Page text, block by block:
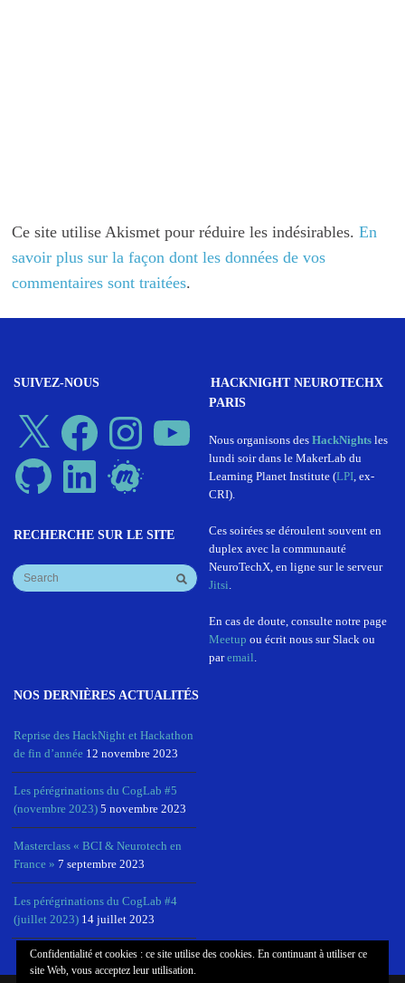
Ce site utilise Akismet pour réduire les indésirables.En
savoir plus sur la façon dont les données de vos
commentaires sont traitées.
SUIVEZ-NOUS
X Facebook Instagram
GitHub LinkedIn Meetup
RECHERCHE SUR LE SITE
HACKNIGHT NEUROTECHX
PARIS
Nous organisons des HackNightsles
lundi soir dans le MakerLab du
Learning Planet Institute (LPI, ex-
CRI).
Ces soirées se déroulent souvent en
duplex avec la communauté
NeuroTechX, en ligne sur le serveur
Jitsi
En cas de doute, consulte notre page
Meetup ou écrit nous sur Slack ou
paremail
NOS DERNIÈRES ACTUALITÉS
Reprise des HackNight et Hackathon
de fin d’année 12 novembre 2023
Les pérégrinations du CogLab #5
(novembre 2023) 5 novembre 2023
Masterclass « BCI & Neurotech en
France » 7 septembre 2023
Les pérégrinations du CogLab #4
(juillet 2023) 14 juillet 2023
Confidentialité et cookies : ce site utilise des cookies. En continuant à utiliser ce
site Web, vous acceptez leur utilisation.